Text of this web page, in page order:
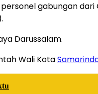
gabungan dari
Darussalam.
Wali Kota